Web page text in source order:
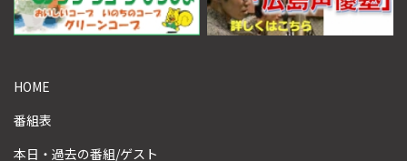
HOME
番組表
本日・過去の番組/ゲスト